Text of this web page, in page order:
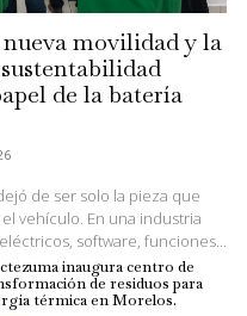
movilidad y la
de la batería
de ser solo la pieza que
vehículo. En una industria
software, funciones...
inaugura centro de
de residuos para
térmica en Morelos.